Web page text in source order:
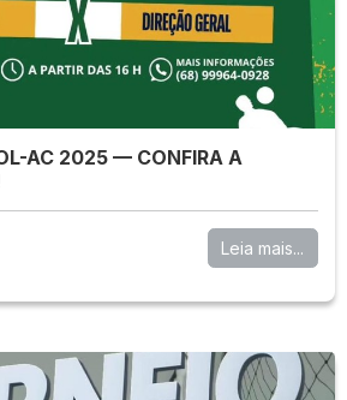
AC 2025 — CONFIRA A
Leia mais...